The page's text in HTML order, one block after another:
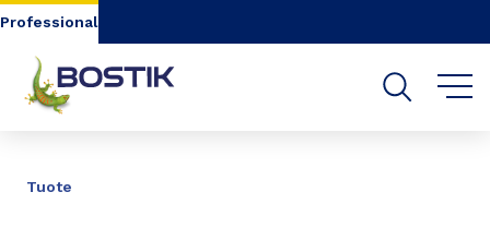
Go to content
Professional
Tuote